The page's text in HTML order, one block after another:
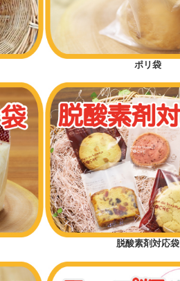
ポリ袋
脱酸素剤対応袋